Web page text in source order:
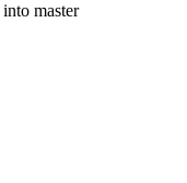
master